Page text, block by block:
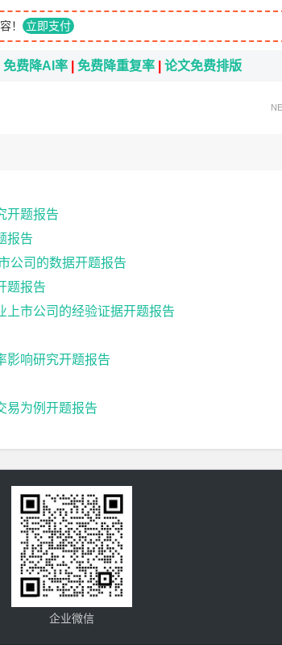
！ 立即支付
免费降AI率 免费降重复率 论文免费排版
开题报告
报告
公司的数据开题报告
题报告
市公司的经验证据开题报告
影响研究开题报告
为例开题报告
企业微信